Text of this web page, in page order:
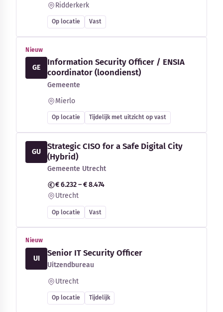
Ridderkerk
Op locatie Vast
Nieuw
GE
Information Security Officer / ENSIA
coordinator (loondienst)
Gemeente
Mierlo
Op locatie Tijdelijk met uitzicht op vast
GU
Strategic CISO for a Safe Digital City
(Hybrid)
Gemeente Utrecht
€ 6.232 – € 8.474
Utrecht
Op locatie Vast
Nieuw
UI
Senior IT Security Officer
Uitzendbureau
Utrecht
Op locatie Tijdelijk